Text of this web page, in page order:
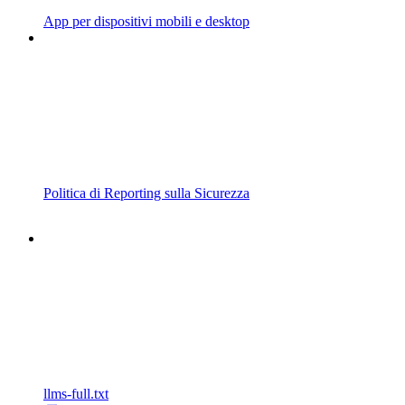
App per dispositivi mobili e desktop
Politica di Reporting sulla Sicurezza
llms-full.txt